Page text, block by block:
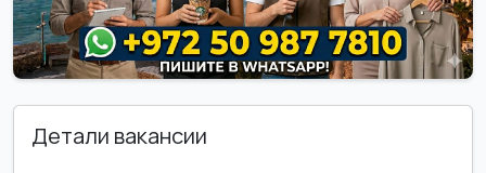
Детали вакансии